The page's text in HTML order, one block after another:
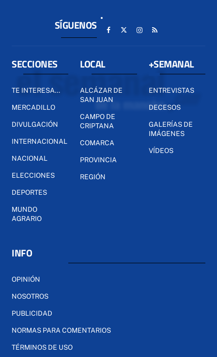
SÍGUENOS
SECCIONES
TE INTERESA...
MERCADILLO
DIVULGACIÓN
INTERNACIONAL
NACIONAL
ELECCIONES
DEPORTES
MUNDO
AGRARIO
LOCAL
ALCÁZAR DE
SAN JUAN
CAMPO DE
CRIPTANA
COMARCA
PROVINCIA
REGIÓN
+SEMANAL
ENTREVISTAS
DECESOS
GALERÍAS DE
IMÁGENES
VÍDEOS
INFO
OPINIÓN
NOSOTROS
PUBLICIDAD
NORMAS PARA COMENTARIOS
TÉRMINOS DE USO